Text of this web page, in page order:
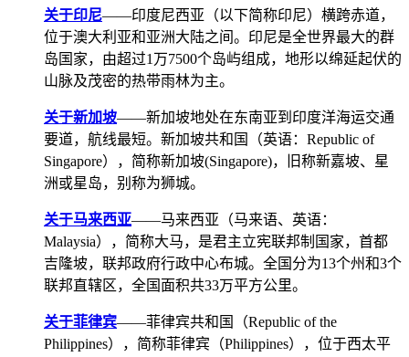
关于印尼——印度尼西亚（以下简称印尼）横跨赤道，
位于澳大利亚和亚洲大陆之间。印尼是全世界最大的群
岛国家，由超过1万7500个岛屿组成，地形以绵延起伏的
山脉及茂密的热带雨林为主。
关于新加坡——新加坡地处在东南亚到印度洋海运交通
要道，航线最短。新加坡共和国（英语：Republic of
Singapore），简称新加坡(Singapore)，旧称新嘉坡、星
洲或星岛，别称为狮城。
关于马来西亚——马来西亚（马来语、英语：
Malaysia），简称大马，是君主立宪联邦制国家，首都
吉隆坡，联邦政府行政中心布城。全国分为13个州和3个
联邦直辖区，全国面积共33万平方公里。
关于菲律宾——菲律宾共和国（Republic of the
Philippines），简称菲律宾（Philippines），位于西太平